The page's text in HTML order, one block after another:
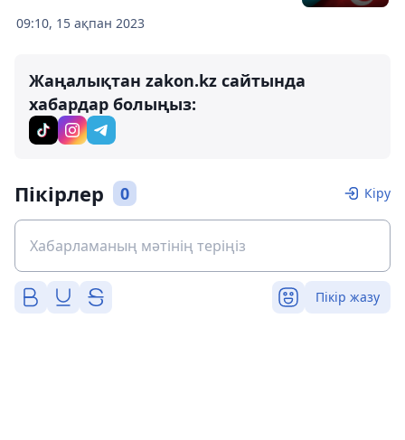
09:10, 15 ақпан 2023
Жаңалықтан zakon.kz сайтында
хабардар болыңыз:
Пікірлер 0 Кіру
Пікір жазу